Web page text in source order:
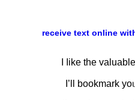
receive text online
I ⅼike the
I’ll bookmark